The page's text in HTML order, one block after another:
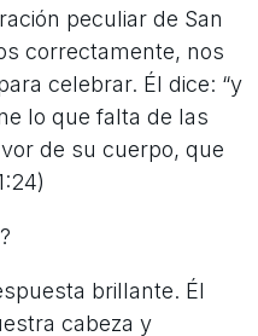
peculiar de San
correctamente, nos
celebrar. Él dice: “y
lo que falta de las
de su cuerpo, que
brillante. Él
cabeza y